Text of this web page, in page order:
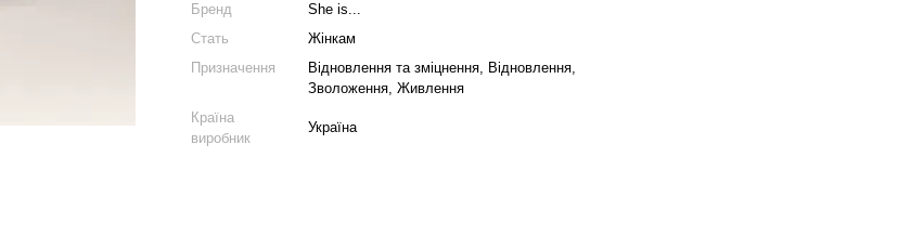
Бренд
She is...
Стать
Жінкам
Призначення
Відновлення та зміцнення, Відновлення,
Зволоження, Живлення
Країна
виробник
Україна